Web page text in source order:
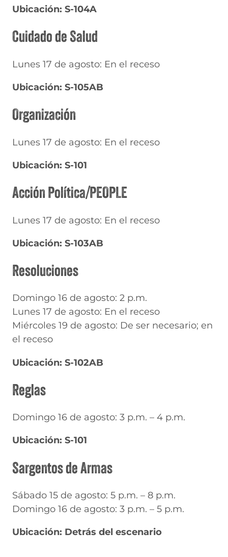
Ubicación: S-104A
Cuidado de Salud
Lunes 17 de agosto: En el receso
Ubicación: S-105AB
Organización
Lunes 17 de agosto: En el receso
Ubicación: S-101
Acción Política/PEOPLE
Lunes 17 de agosto: En el receso
Ubicación: S-103AB
Resoluciones
Domingo 16 de agosto: 2 p.m.
Lunes 17 de agosto: En el receso
Miércoles 19 de agosto: De ser necesario; en
el receso
Ubicación: S-102AB
Reglas
Domingo 16 de agosto: 3 p.m. – 4 p.m.
Ubicación: S-101
Sargentos de Armas
Sábado 15 de agosto: 5 p.m. – 8 p.m.
Domingo 16 de agosto: 3 p.m. – 5 p.m.
Ubicación: Detrás del escenario